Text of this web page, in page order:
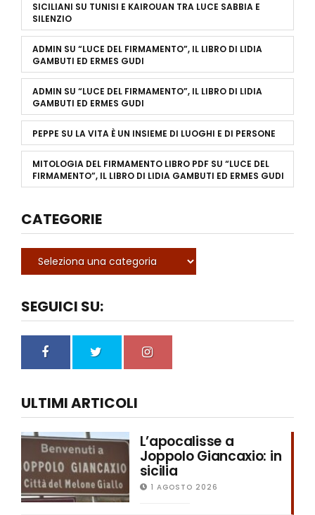
SICILIANI SU TUNISI E KAIROUAN TRA LUCE SABBIA E
SILENZIO
ADMIN SU “LUCE DEL FIRMAMENTO”, IL LIBRO DI LIDIA
GAMBUTI ED ERMES GUDI
ADMIN SU “LUCE DEL FIRMAMENTO”, IL LIBRO DI LIDIA
GAMBUTI ED ERMES GUDI
PEPPE SU LA VITA È UN INSIEME DI LUOGHI E DI PERSONE
MITOLOGIA DEL FIRMAMENTO LIBRO PDF SU “LUCE DEL
FIRMAMENTO”, IL LIBRO DI LIDIA GAMBUTI ED ERMES GUDI
CATEGORIE
SEGUICI SU:
ULTIMI ARTICOLI
L’apocalisse a
Joppolo Giancaxio: in
sicilia
1 AGOSTO 2026